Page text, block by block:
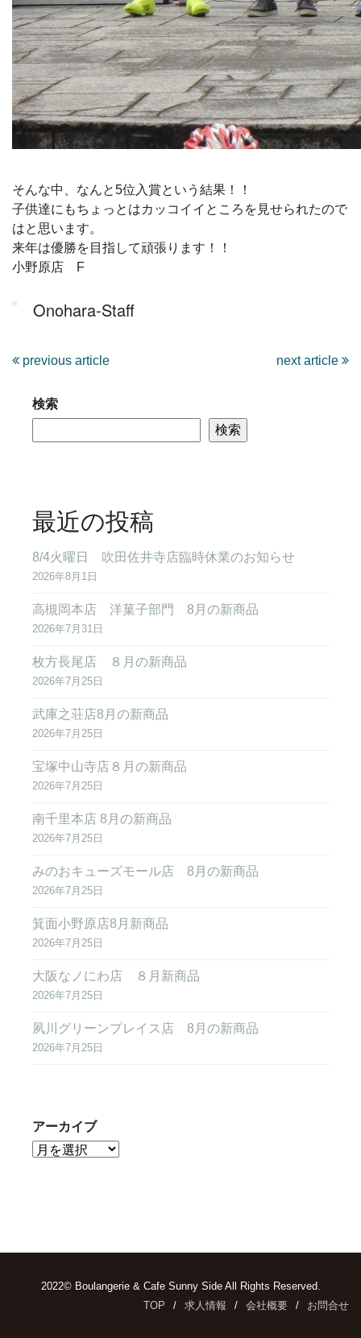
そんな中、なんと5位入賞という結果！！
子供達にもちょっとはカッコイイところを見せられたので
はと思います。
来年は優勝を目指して頑張ります！！
小野原店 F
Onohara-Staff
previous article next article
検索
検索
最近の投稿
8/4火曜日 吹田佐井寺店臨時休業のお知らせ
2026年8月1日
高槻岡本店 洋菓子部門 8月の新商品
2026年7月31日
枚方長尾店 ８月の新商品
2026年7月25日
武庫之荘店8月の新商品
2026年7月25日
宝塚中山寺店８月の新商品
2026年7月25日
南千里本店 8月の新商品
2026年7月25日
みのおキューズモール店 8月の新商品
2026年7月25日
箕面小野原店8月新商品
2026年7月25日
大阪なノにわ店 ８月新商品
2026年7月25日
夙川グリーンプレイス店 8月の新商品
2026年7月25日
アーカイブ
2022© Boulangerie & Cafe Sunny Side All Rights Reserved.
TOP
求人情報 会社概要 お問合せ